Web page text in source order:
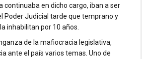
continuaba en dicho cargo, iban a ser
Poder Judicial tarde que temprano y
inhabilitan por 10 años.
de la mafiocracia legislativa,
ante el país varios temas. Uno de